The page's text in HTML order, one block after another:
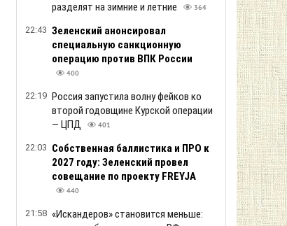
разделят на зимние и летние
364
22:43 Зеленский анонсировал
специальную санкционную
операцию против ВПК России
400
22:19 Россия запустила волну фейков ко
второй годовщине Курской операции
— ЦПД
401
22:03 Собственная баллистика и ПРО к
2027 году: Зеленский провел
совещание по проекту FREYJA
440
21:58 «Искандеров» становится меньше: